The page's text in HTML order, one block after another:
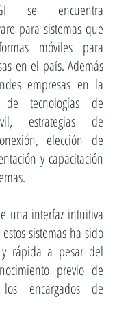
se encuentra
para sistemas que
móviles para
en el país. Además
empresas en la
de tecnologías de
estrategias de
elección de
y capacitación
una interfaz intuitiva
sistemas ha sido
rápida a pesar del
previo de
encargados de